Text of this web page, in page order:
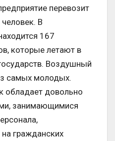
перевозит
В
167
которые летают в
Воздушный
самых молодых.
обладает довольно
занимающимися
гражданских